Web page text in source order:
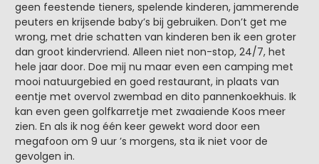
geen feestende tieners, spelende kinderen, jammerende
peuters en krijsende baby’s bij gebruiken. Don’t get me
wrong, met drie schatten van kinderen ben ik een groter
dan groot kindervriend. Alleen niet non-stop, 24/7, het
hele jaar door. Doe mij nu maar even een camping met
mooi natuurgebied en goed restaurant, in plaats van
eentje met overvol zwembad en dito pannenkoekhuis. Ik
kan even geen golfkarretje met zwaaiende Koos meer
zien. En als ik nog één keer gewekt word door een
megafoon om 9 uur ’s morgens, sta ik niet voor de
gevolgen in.